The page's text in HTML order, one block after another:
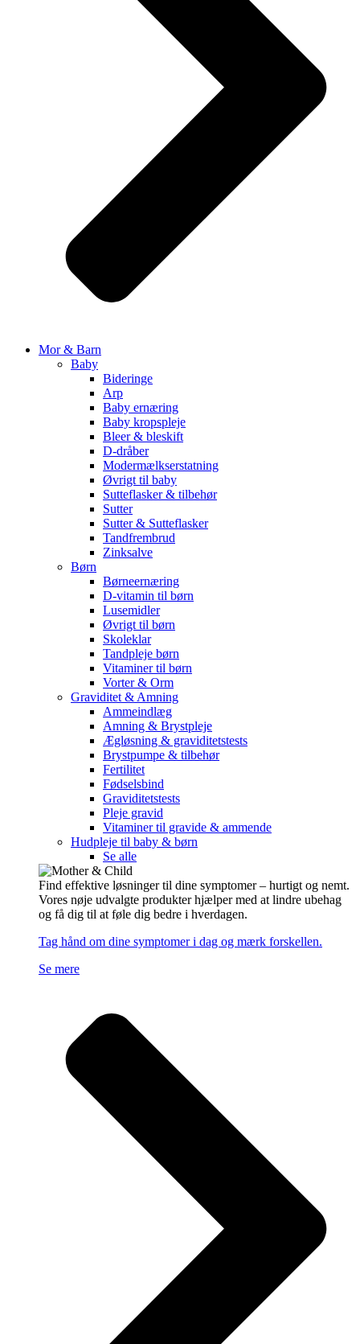
Mor & Barn
Baby
Bideringe
Arp
Baby ernæring
Baby kropspleje
Bleer & bleskift
D-dråber
Modermælkserstatning
Øvrigt til baby
Sutteflasker & tilbehør
Sutter
Sutter & Sutteflasker
Tandfrembrud
Zinksalve
Børn
Børneernæring
D-vitamin til børn
Lusemidler
Øvrigt til børn
Skoleklar
Tandpleje børn
Vitaminer til børn
Vorter & Orm
Graviditet & Amning
Ammeindlæg
Amning & Brystpleje
Ægløsning & graviditetstests
Brystpumpe & tilbehør
Fertilitet
Fødselsbind
Graviditetstests
Pleje gravid
Vitaminer til gravide & ammende
Hudpleje til baby & børn
Se alle
Find effektive løsninger til dine symptomer – hurtigt og nemt.
Vores nøje udvalgte produkter hjælper med at lindre ubehag
og få dig til at føle dig bedre i hverdagen.
Tag hånd om dine symptomer i dag og mærk forskellen.
Se mere